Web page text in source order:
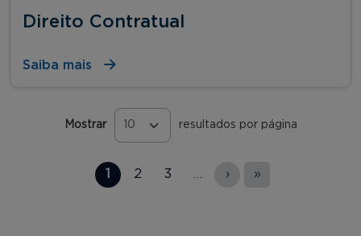
Direito Contratual
Saiba mais
Mostrar resultados por página
1 2 3 › »